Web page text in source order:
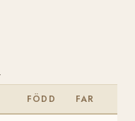
FÖDD FAR